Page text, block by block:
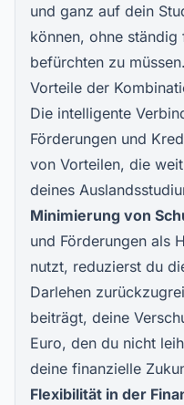
und ganz auf dein
können, ohne ständig
befürchten zu müssen.
Vorteile der
Die intelligente
Förderungen und
von Vorteilen, die
deines
Minimierung von
und Förderungen als
nutzt, reduzierst du
Darlehen
beiträgt, deine
Euro, den du nicht
deine finanzielle
Flexibilität in der